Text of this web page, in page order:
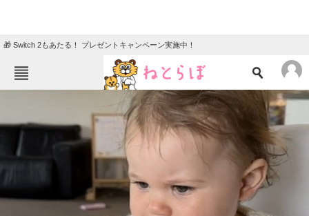
🎁 Switch 2もあたる！ プレゼントキャンペーン実施中！
ニュース
エンタメ クイズ
教育・育児